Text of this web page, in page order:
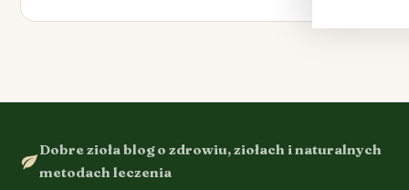
Dobre zioła blog o zdrowiu, ziołach i naturalnych
metodach leczenia